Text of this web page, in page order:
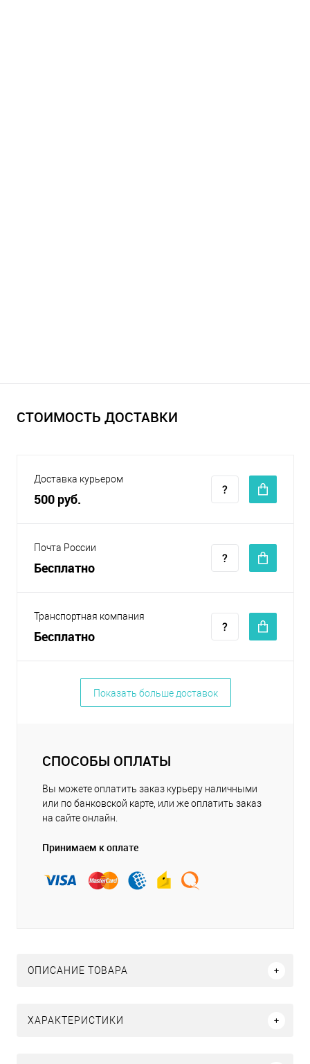
СТОИМОСТЬ ДОСТАВКИ
Доставка курьером
500 руб.
Почта России
Бесплатно
Транспортная компания
Бесплатно
Показать больше доставок
СПОСОБЫ ОПЛАТЫ
Вы можете оплатить заказ курьеру наличными
или по банковской карте, или же оплатить заказ
на сайте онлайн.
Принимаем к оплате
ОПИСАНИЕ ТОВАРА
ХАРАКТЕРИСТИКИ